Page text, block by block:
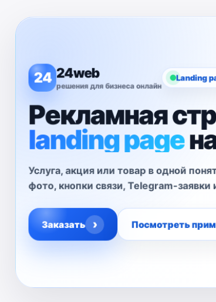
24 24web
решения для бизнеса онлайн
Landing
Рекламная
landing page
Услуга, акция или товар в одной
фото, кнопки связи, Telegram-
Заказать › Посмотреть